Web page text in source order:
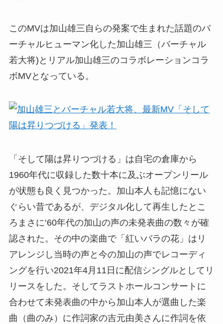
このMVは加山雄三自らの発案で生まれた話題のバ
ーチャルヒューマン化した加山雄三（バーチャル
若大将)とリアル加山雄三のコラボレーションコラ
ボMVとなっている。
「そして陽は昇りつづける」は自宅の倉庫から
1960年代に収録した数十本に及ぶオープンリール
が状態も良く見つかった。加山本人も記憶にない
ぐらい昔であるが、デジタル化して再生したとこ
ろまさに‘60年代の加山の声の未発表曲の数々が確
認された。その中の楽曲で「紅いバラの花」はリ
アレンジし当時の声と今の加山の声でレコーディ
ングを行い2021年4月11日に配信シングルとしてリ
リースをした。そしてラストホールコンサートに
合わせて未発表曲の中から加山本人が選曲した楽
曲（曲のみ）に作詞家の吉元由美さんに作詞を依